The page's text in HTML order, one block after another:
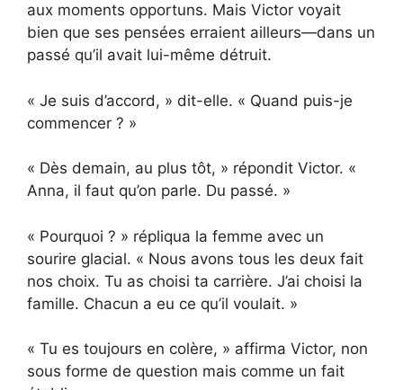
aux moments opportuns. Mais Victor voyait
bien que ses pensées erraient ailleurs—dans un
passé qu’il avait lui-même détruit.
« Je suis d’accord, » dit-elle. « Quand puis-je
commencer ? »
« Dès demain, au plus tôt, » répondit Victor. «
Anna, il faut qu’on parle. Du passé. »
« Pourquoi ? » répliqua la femme avec un
sourire glacial. « Nous avons tous les deux fait
nos choix. Tu as choisi ta carrière. J’ai choisi la
famille. Chacun a eu ce qu’il voulait. »
« Tu es toujours en colère, » affirma Victor, non
sous forme de question mais comme un fait